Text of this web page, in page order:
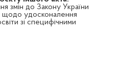
змін до Закону України
щодо удосконалення
зі специфічними